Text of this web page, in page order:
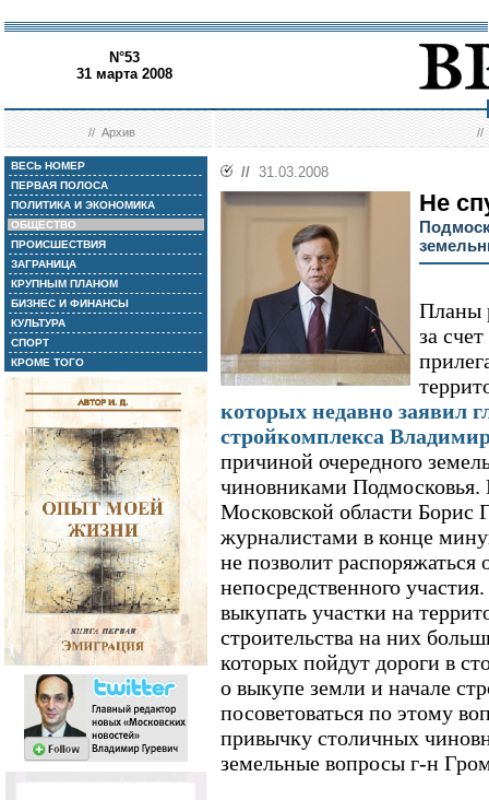
N°53
31 марта 2008
//Архив //
ВЕСЬ НОМЕР
ПЕРВАЯ ПОЛОСА
ПОЛИТИКА И ЭКОНОМИКА
ОБЩЕСТВО
ПРОИСШЕСТВИЯ
ЗАГРАНИЦА
КРУПНЫМ ПЛАНОМ
БИЗНЕС И ФИНАНСЫ
КУЛЬТУРА
СПОРТ
КРОМЕ ТОГО
// 31.03.2008
Не
Планы
за
которых недавно заявил
стройкомплекса
причиной очередного
чиновниками Подмосковья.
Московской области Борис
журналистами в конце
не позволит распоряжаться
непосредственного
выкупать участки на
строительства на них
которых пойдут дороги в
о выкупе земли и начале
посоветоваться по этому
привычку столичных
земельные вопросы г-н